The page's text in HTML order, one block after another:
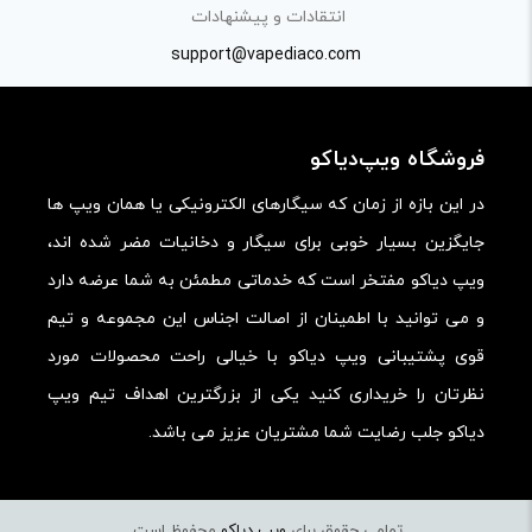
انتقادات و پیشنهادات
support@vapediaco.com
فروشگاه ویپ‌دیاکو
در این بازه از زمان که سیگارهای الکترونیکی یا همان ویپ ها
جایگزین بسیار خوبی برای سیگار و دخانیات مضر شده اند،
ویپ دیاکو مفتخر است که خدماتی مطمئن به شما عرضه دارد
و می توانید با اطمینان از اصالت اجناس این مجموعه و تیم
قوی پشتیبانی ویپ دیاکو با خیالی راحت محصولات مورد
نظرتان را خریداری کنید یکی از بزرگترین اهداف تیم ویپ
دیاکو جلب رضایت شما مشتریان عزیز می باشد.